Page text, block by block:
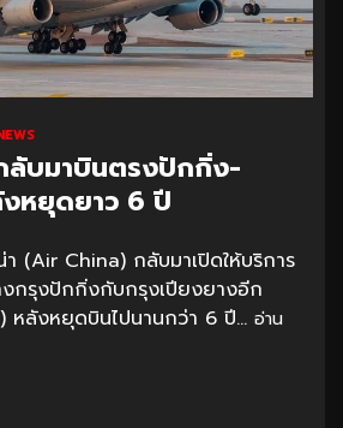
ลับมาบินตรงปักกิ่ง-
หยุดยาว 6 ปี
า (Air China) กลับมาเปิดให้บริการ
งกรุงปักกิ่งกับกรุงเปียงยางอีก
หลังหยุดบินไปนานกว่า 6 ปี... อ่าน